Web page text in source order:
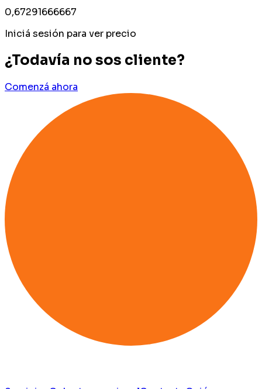
0,67291666667
Iniciá sesión para ver precio
¿Todavía no sos cliente?
Comenzá ahora